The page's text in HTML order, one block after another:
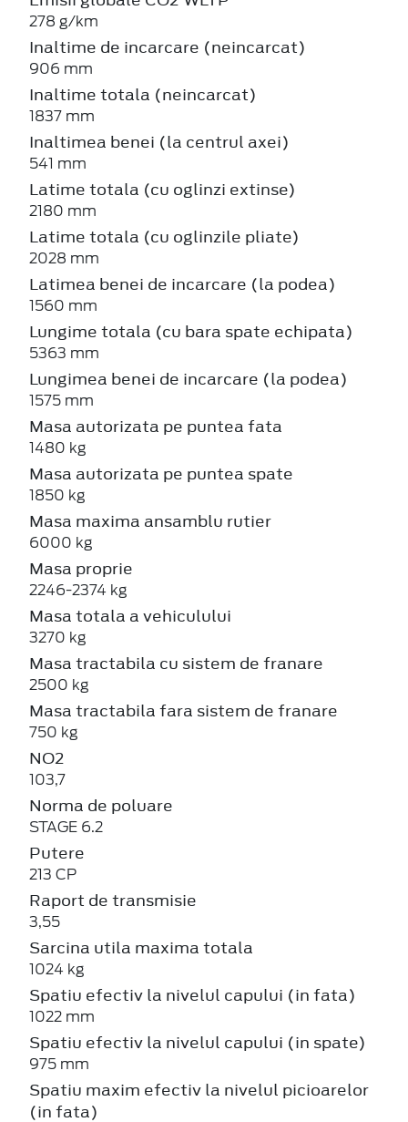
278 g/km
Inaltime de incarcare (neincarcat)
906 mm
Inaltime totala (neincarcat)
1837 mm
Inaltimea benei (la centrul axei)
541 mm
Latime totala (cu oglinzi extinse)
2180 mm
Latime totala (cu oglinzile pliate)
2028 mm
Latimea benei de incarcare (la podea)
1560 mm
Lungime totala (cu bara spate echipata)
5363 mm
Lungimea benei de incarcare (la podea)
1575 mm
Masa autorizata pe puntea fata
1480 kg
Masa autorizata pe puntea spate
1850 kg
Masa maxima ansamblu rutier
6000 kg
Masa proprie
2246-2374 kg
Masa totala a vehiculului
3270 kg
Masa tractabila cu sistem de franare
2500 kg
Masa tractabila fara sistem de franare
750 kg
NO2
103,7
Norma de poluare
STAGE 6.2
Putere
213 CP
Raport de transmisie
3,55
Sarcina utila maxima totala
1024 kg
Spatiu efectiv la nivelul capului (in fata)
1022 mm
Spatiu efectiv la nivelul capului (in spate)
975 mm
Spatiu maxim efectiv la nivelul picioarelor
(in fata)